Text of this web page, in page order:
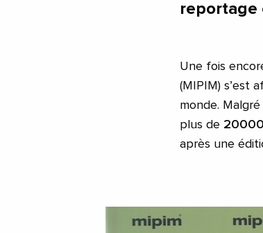
reportage
Une fois
(MIPIM) s’est
monde.
plus de
après une